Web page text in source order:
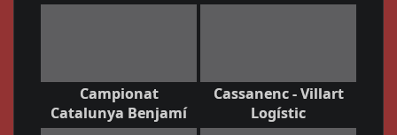
Campionat
Catalunya Benjamí
Cassanenc - Villart
Logístic